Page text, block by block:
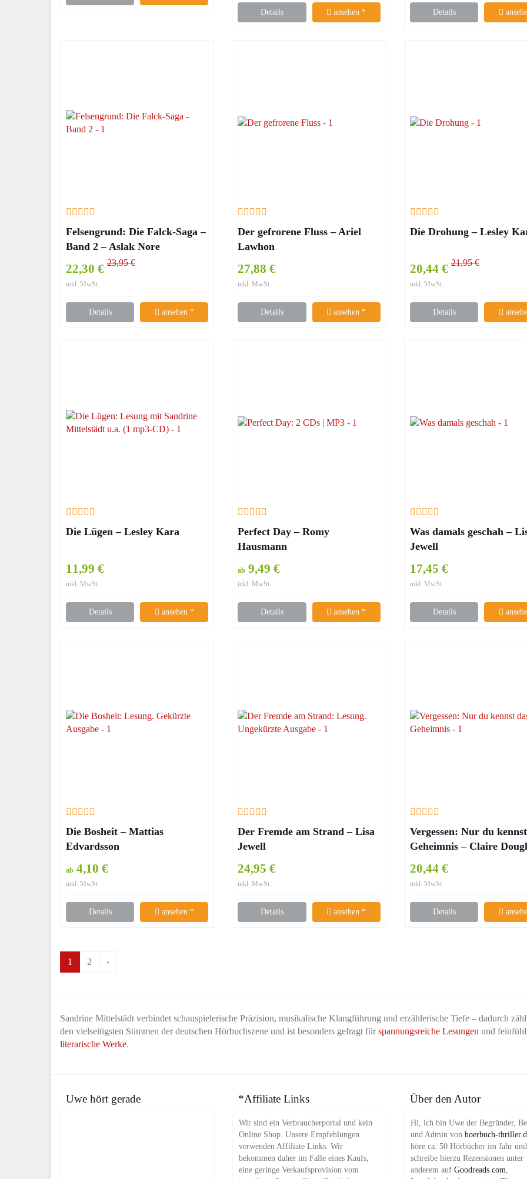
Details ansehen * Details
Felsengrund: Die Falck-Saga –
Band 2 – Aslak Nore
22,30 € 23,95 €
inkl. MwSt.
Details ansehen *
Der gefrorene Fluss – Ariel
Lawhon
27,88 €
inkl. MwSt.
Details ansehen *
Die Drohung – Lesley
20,44 € 21,95 €
inkl. MwSt.
Details
Die Lügen – Lesley Kara
11,99 €
inkl. MwSt.
Details ansehen *
Perfect Day – Romy
Hausmann
ab 9,49 €
inkl. MwSt.
Details ansehen *
Was damals geschah –
Jewell
17,45 €
inkl. MwSt.
Details
Die Bosheit – Mattias
Edvardsson
ab 4,10 €
inkl. MwSt.
Details ansehen *
Der Fremde am Strand – Lisa
Jewell
24,95 €
inkl. MwSt.
Details ansehen *
Vergessen: Nur du
Geheimnis – Claire
20,44 €
inkl. MwSt.
Details
1 2 ›
Sandrine Mittelstädt verbindet schauspielerische Präzision, musikalische Klangführung und erzählerische Tiefe – dadurch
den vielseitigsten Stimmen der deutschen Hörbuchszene und ist besonders gefragt fürspannungsreiche Lesungen und
literarische Werke.
Uwe hört gerade *Affiliate Links
Wir sind ein Verbraucherportal und kein
Online Shop. Unsere Empfehlungen
verwenden Affiliate Links. Wir
bekommen daher im Falle eines Kaufs,
eine geringe Verkaufsprovision vom
Über den Autor
Hi, ich bin Uwe der Begründer,
und Admin von hoerbuch-
höre ca. 50 Hörbücher im Jahr und
schreibe hierzu Rezensionen unter
anderem auf Goodreads.com,